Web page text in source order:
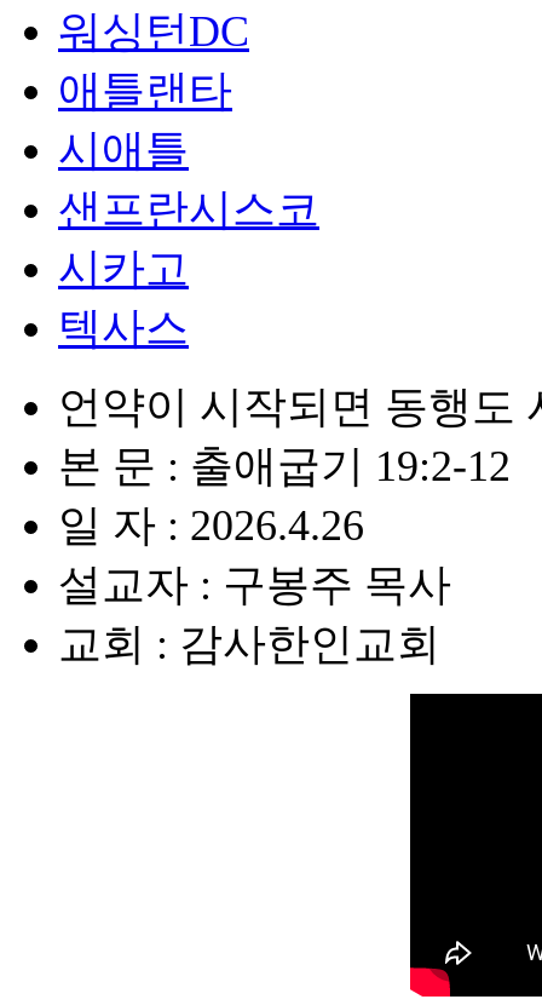
워싱턴DC
애틀랜타
시애틀
샌프란시스코
시카고
텍사스
언약이 시작되면 동행도
본 문 : 출애굽기 19:2-12
일 자 : 2026.4.26
설교자 : 구봉주 목사
교회 : 감사한인교회